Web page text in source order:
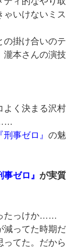
いけないミ
掛け合いの
本さんの演
く決まる沢
『刑事ゼロ』 の
事ゼロ』 が実
たっけか……
ってた時期
てた。だか